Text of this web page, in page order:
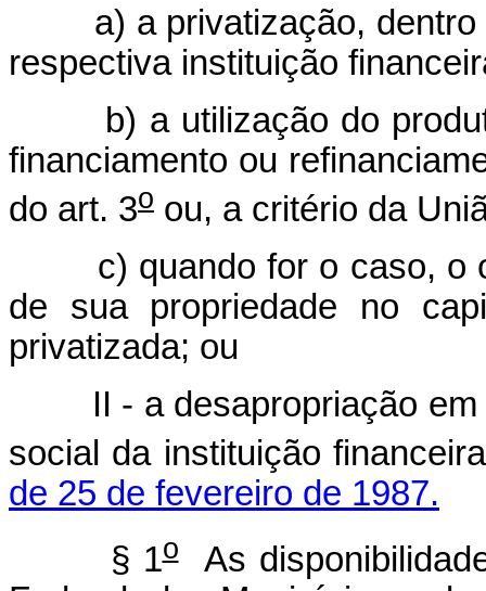
a) a privatização, dentro
respectiva instituição
b) a utilização do produto
financiamento ou
do art. 3o ou, a critério da
c) quando for o caso, o
de sua propriedade no
privatizada; ou
II - a desapropriação em
social da instituição
de 25 de fevereiro de 1987.
§ 1oAs